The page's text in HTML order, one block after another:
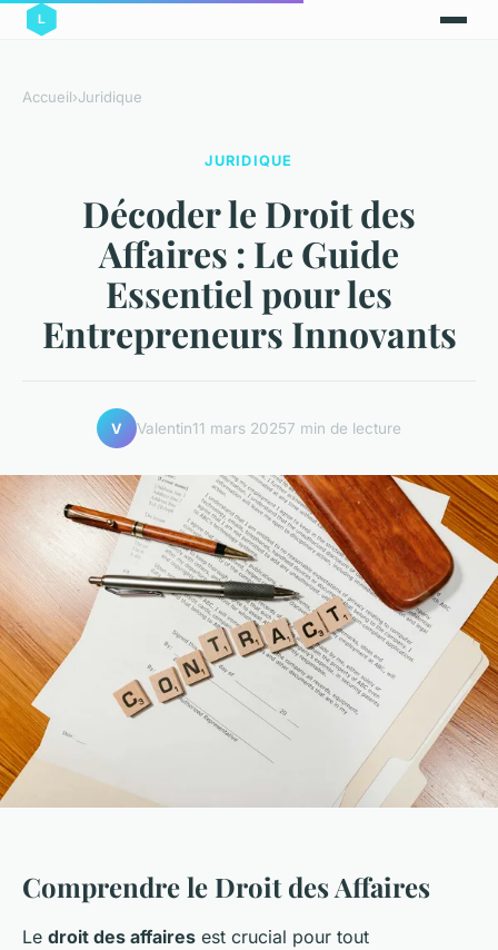
Accueil›Juridique
JURIDIQUE
Décoder le Droit des
Affaires : Le Guide
Essentiel pour les
Entrepreneurs Innovants
V Valentin11 mars 20257 min de lecture
Comprendre le Droit des Affaires
Le droit des affaires est crucial pour tout